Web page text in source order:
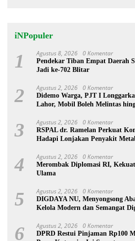
iNPopuler
1 Agustus 8, 2026 0 Komentar
Pendekar Tiban Empat Daerah
Jadi ke-702 Blitar
2 Agustus 2, 2026 0 Komentar
Didemo Warga, PJT I
Lahor, Mobil Boleh Melintas
3 Agustus 2, 2026 0 Komentar
RSPAL dr. Ramelan Perkuat
Hadapi Lonjakan Penyakit
4 Agustus 2, 2026 0 Komentar
Merombak Diplomasi RI,
Ulama
5 Agustus 2, 2026 0 Komentar
DIGDAYA NU, Menyongsong
Kelola Modern dan Semangat
6 Agustus 2, 2026 0 Komentar
DPRD Restui Pinjaman Rp100